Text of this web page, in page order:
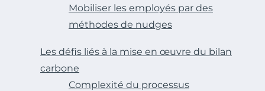
Mobiliser les employés par des
méthodes de nudges
Les défis liés à la mise en œuvre du bilan
carbone
Complexité du processus